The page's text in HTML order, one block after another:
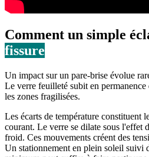
Comment un simple
fissure
Un impact sur un pare-brise évolue
Le verre feuilleté subit en
les zones fragilisées.
Les écarts de température constituent
courant. Le verre se dilate sous l'effet
froid. Ces mouvements créent des
Un stationnement en plein soleil suivi